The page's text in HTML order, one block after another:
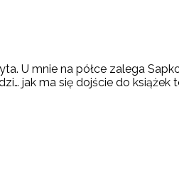
U mnie na półce zalega
jak ma się dojście do książek